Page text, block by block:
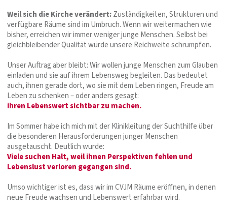
Weil sich die Kirche verändert:Zuständigkeiten, Strukturen und
verfügbare Räume sind im Umbruch. Wenn wir weitermachen wie
bisher, erreichen wir immer weniger junge Menschen. Selbst bei
gleichbleibender Qualität würde unsere Reichweite schrumpfen.
Unser Auftrag aber bleibt: Wir wollen junge Menschen zum Glauben
einladen und sie auf ihrem Lebensweg begleiten. Das bedeutet
auch, ihnen gerade dort, wo sie mit dem Leben ringen, Freude am
Leben zu schenken – oder anders gesagt:
ihren Lebenswert sichtbar zu machen.
Im Sommer habe ich mich mit der Klinikleitung der Suchthilfe über
die besonderen Herausforderungen junger Menschen
ausgetauscht. Deutlich wurde:
Viele suchen Halt, weil ihnen Perspektiven fehlen und
Lebenslust verloren gegangen sind.
Umso wichtiger ist es, dass wir im CVJM Räume eröffnen, in denen
neue Freude wachsen und Lebenswert erfahrbar wird.